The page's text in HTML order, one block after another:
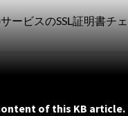
ービスのSSL証明書チ
of this KB article.